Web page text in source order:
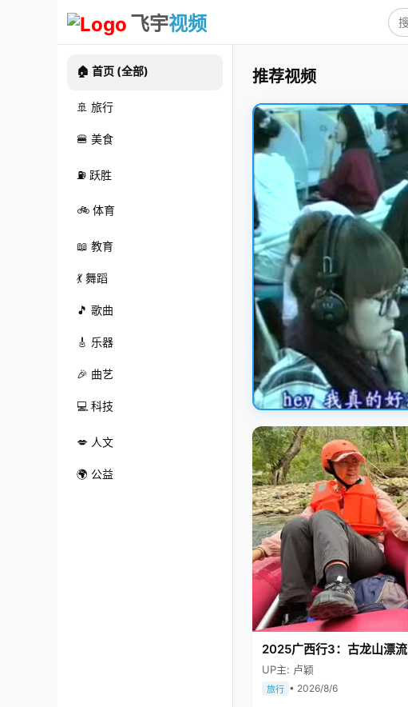
飞宇视频
🏠 首页 (全部)
🚢 旅行
🍔 美食
⛽ 跃胜
🚲 体育
📖 教育
💃 舞蹈
🎵 歌曲
🎸 乐器
🎉 曲艺
💻 科技
💋 人文
🌍 公益
推荐视频
2025广西行3：古龙山漂流
UP主: 卢颖
旅行 • 2026/8/6